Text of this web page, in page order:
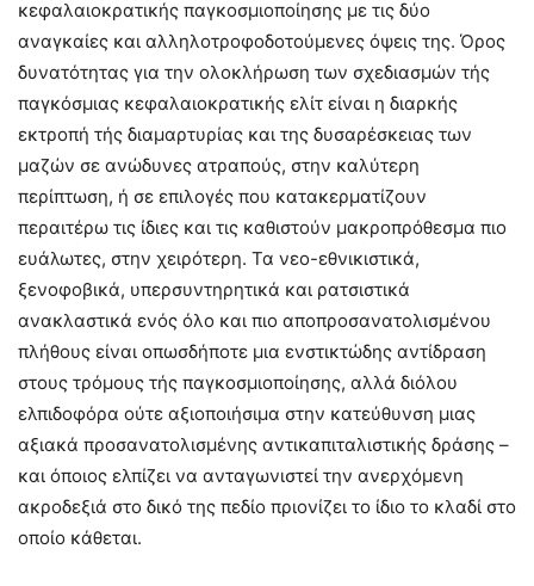
κεφαλαιοκρατικής παγκοσμιοποίησης με τις δύο
αναγκαίες και αλληλοτροφοδοτούμενες όψεις της. Όρος
δυνατότητας για την ολοκλήρωση των σχεδιασμών τής
παγκόσμιας κεφαλαιοκρατικής ελίτ είναι η διαρκής
εκτροπή τής διαμαρτυρίας και της δυσαρέσκειας των
μαζών σε ανώδυνες ατραπούς, στην καλύτερη
περίπτωση, ή σε επιλογές που κατακερματίζουν
περαιτέρω τις ίδιες και τις καθιστούν μακροπρόθεσμα πιο
ευάλωτες, στην χειρότερη. Τα νεο-εθνικιστικά,
ξενοφοβικά, υπερσυντηρητικά και ρατσιστικά
ανακλαστικά ενός όλο και πιο αποπροσανατολισμένου
πλήθους είναι οπωσδήποτε μια ενστικτώδης αντίδραση
στους τρόμους τής παγκοσμιοποίησης, αλλά διόλου
ελπιδοφόρα ούτε αξιοποιήσιμα στην κατεύθυνση μιας
αξιακά προσανατολισμένης αντικαπιταλιστικής δράσης –
και όποιος ελπίζει να ανταγωνιστεί την ανερχόμενη
ακροδεξιά στο δικό της πεδίο πριονίζει το ίδιο το κλαδί στο
οποίο κάθεται.